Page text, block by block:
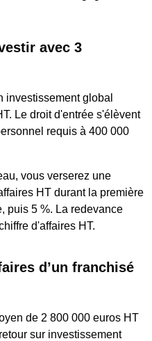
avec 3
investissement global
Le droit d'entrée s'élèvent
requis à 400 000
vous verserez une
HT durant la première
puis 5 %. La redevance
d'affaires HT.
d’un franchisé
de 2 800 000 euros HT
sur investissement